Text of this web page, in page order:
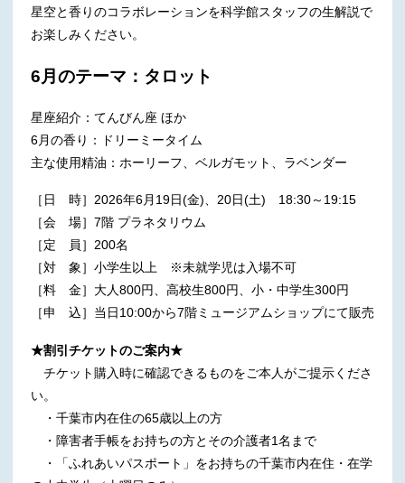
星空と香りのコラボレーションを科学館スタッフの生解説で
お楽しみください。
6月のテーマ：タロット
星座紹介：てんびん座 ほか
6月の香り：ドリーミータイム
主な使用精油：ホーリーフ、ベルガモット、ラベンダー
［日 時］2026年6月19日(金)、20日(土) 18:30～19:15
［会 場］7階 プラネタリウム
［定 員］200名
［対 象］小学生以上 ※未就学児は入場不可
［料 金］大人800円、高校生800円、小・中学生300円
［申 込］当日10:00から7階ミュージアムショップにて販売
★割引チケットのご案内★
チケット購入時に確認できるものをご本人がご提示くださ
い。
・千葉市内在住の65歳以上の方
・障害者手帳をお持ちの方とその介護者1名まで
・「ふれあいパスポート」をお持ちの千葉市内在住・在学